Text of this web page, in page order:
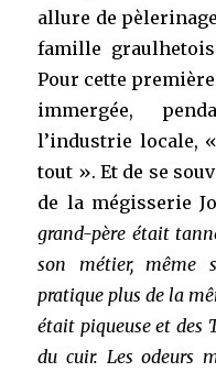
allure de
famille
Pour cette
immergée,
l’industrie locale,
tout ». Et de se
de la mégisserie
grand-père était
son métier, même
pratique plus de la
était piqueuse et des
du cuir. Les odeurs